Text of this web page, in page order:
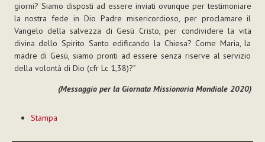
giorni? Siamo disposti ad essere inviati ovunque per testimoniare
la nostra fede in Dio Padre misericordioso, per proclamare il
Vangelo della salvezza di Gesù Cristo, per condividere la vita
divina dello Spirito Santo edificando la Chiesa? Come Maria, la
madre di Gesù, siamo pronti ad essere senza riserve al servizio
della volontà di Dio (cfr Lc 1,38)?"
(Messaggio per la Giornata Missionaria Mondiale 2020)
sul
Stampa